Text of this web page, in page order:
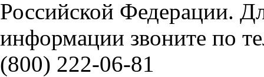
Российской Федерации.
информации звоните по
(800) 222-06-81